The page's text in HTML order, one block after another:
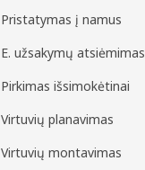
Pristatymas į namus
E. užsakymų atsiėmimas
Pirkimas išsimokėtinai
Virtuvių planavimas
Virtuvių montavimas